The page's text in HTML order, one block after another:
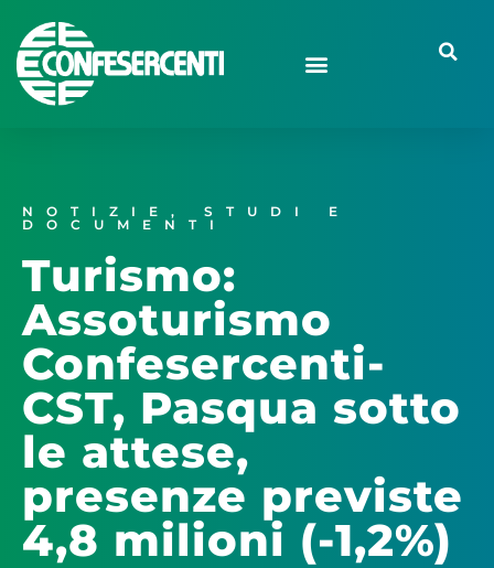
NOTIZIE , STUDI E
DOCUMENTI
Turismo:
Assoturismo
Confesercenti-
CST, Pasqua sotto
le attese,
presenze previste
4,8 milioni (-1,2%)